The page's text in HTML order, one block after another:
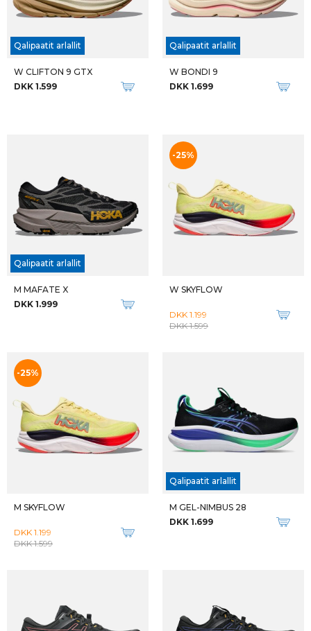
DKK 1.199
DKK 1.699
W FUJISETSU MAX GTX
DKK 1.899
M FUJISETSU MAX GTX
DKK 1.899
W DRI-FIT MID-RISE RUN PANT
DKK 480
M PEGASUS PREMIUM
DKK 1.600